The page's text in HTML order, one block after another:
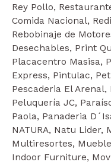
Rey Pollo,
Comida Nacional,
Rebobinaje de
Desechables, Print
Placacentro Masisa,
Express, Pintulac,
Pescaderia El
Peluquería JC,
Paola, Panaderia
NATURA, Natu
Multiresortes,
Indoor Furniture,